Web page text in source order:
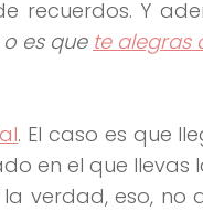
recuerdos. Y
o es que te alegras
. El caso es que
en el que llevas
verdad, eso, no